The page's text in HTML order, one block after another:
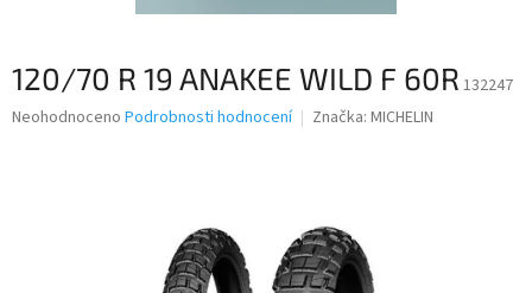
120/70 R 19 ANAKEE WILD F 60R 132247
Průměrné
Neohodnoceno Podrobnosti hodnocení Značka: MICHELIN